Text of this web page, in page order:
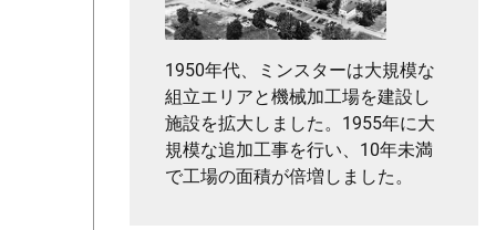
1950年代、ミンスターは大規模な
組立エリアと機械加工場を建設し
施設を拡大しました。1955年に大
規模な追加工事を行い、10年未満
で工場の面積が倍増しました。